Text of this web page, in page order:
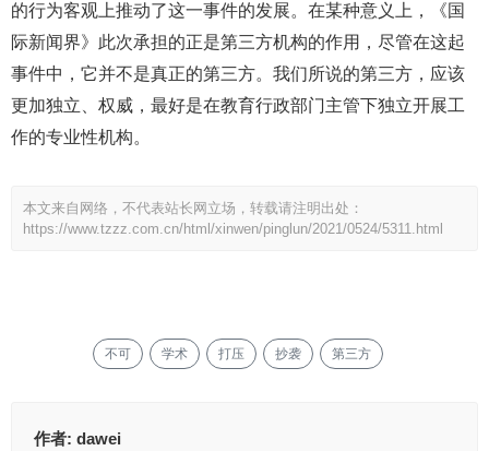
的行为客观上推动了这一事件的发展。在某种意义上，《国
际新闻界》此次承担的正是第三方机构的作用，尽管在这起
事件中，它并不是真正的第三方。我们所说的第三方，应该
更加独立、权威，最好是在教育行政部门主管下独立开展工
作的专业性机构。
本文来自网络，不代表站长网立场，转载请注明出处：
https://www.tzzz.com.cn/html/xinwen/pinglun/2021/0524/5311.html
不可 学术 打压 抄袭 第三方
作者: dawei